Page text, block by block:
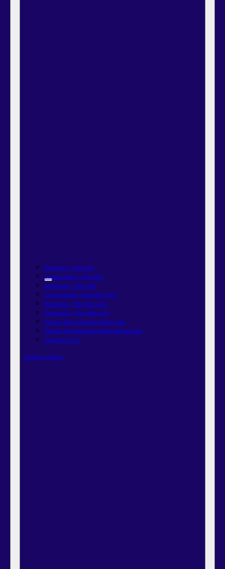
Moderada – Rico Alfa
Conservadora – Rico Alfa
Sofisticada – Rico Alfa
Conservadora – Rico Alfa Light
Moderada – Rico Alfa Light
Sofisticada – Rico Alfa Light
Carteira Recomendada FIIsem alta
Carteira Recomendada Dividendosem alta
Smart Ações 5+
Carteiras globais